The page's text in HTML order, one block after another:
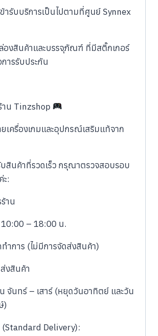
ข้ารับบริการเป็นไปตามที่ศูนย์ Synnex
องสินค้าและบรรจุภัณฑ์ ที่มีสติ๊กเกอร์
ารรับประกัน
น Tinzshop
เครื่องเกมและอุปกรณ์เสริมแท้จาก
บสินค้าที่รวดเร็ว กรุณาตรวจสอบรอบ
:
าน
10:00 – 18:00 น.
ำการ (ไม่มีการจัดส่งสินค้า)
งสินค้า
จันทร์ – เสาร์ (หยุดวันอาทิตย์ และวัน
)
Delivery):